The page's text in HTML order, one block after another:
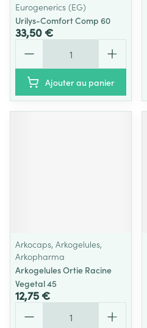
Eurogenerics (EG)
Urilys-Comfort Comp 60
33,50 €
Ajouter au panier
Arkocaps, Arkogelules,
Arkopharma
Arkogelules Ortie Racine
Vegetal 45
12,75 €